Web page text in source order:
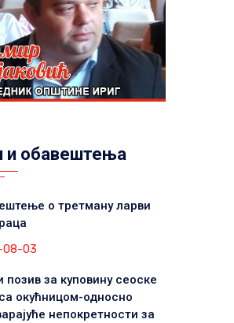
и обавештења
о третману ларви
08-03
позив за куповину сеоске
окућницом-односно
непокретности за